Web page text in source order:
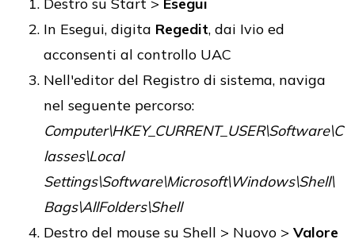
In Esegui, digita Regedit, dai Ivio ed
acconsenti al controllo UAC
Nell'editor del Registro di sistema, naviga
nel seguente percorso:
Computer\HKEY_CURRENT_USER\Software\C
lasses\Local
Settings\Software\Microsoft\Windows\Shell\
Bags\AllFolders\Shell
Destro del mouse su Shell > Nuovo > Valore